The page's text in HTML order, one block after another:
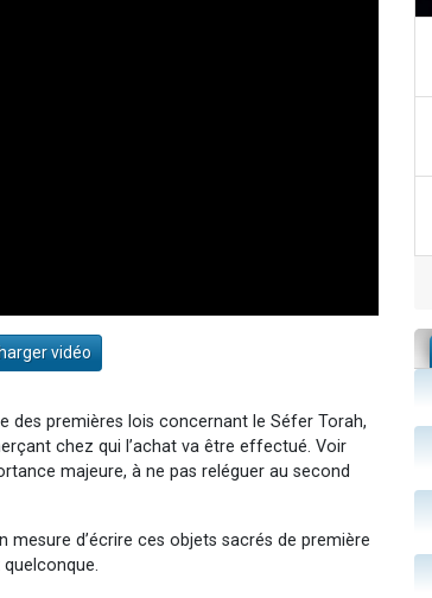
vidéo
des premières lois concernant le Séfer Torah,
chez qui l’achat va être effectué. Voir
majeure, à ne pas reléguer au second
mesure d’écrire ces objets sacrés de première